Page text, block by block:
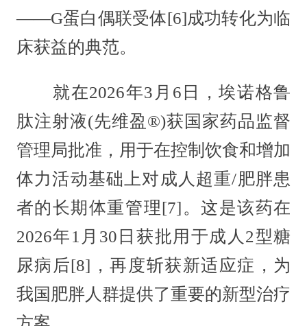
——G蛋白偶联受体[6]成功转化为临
床获益的典范。
就在2026年3月6日，埃诺格鲁
肽注射液(先维盈®)获国家药品监督
管理局批准，用于在控制饮食和增加
体力活动基础上对成人超重/肥胖患
者的长期体重管理[7]。这是该药在
2026年1月30日获批用于成人2型糖
尿病后[8]，再度斩获新适应症，为
我国肥胖人群提供了重要的新型治疗